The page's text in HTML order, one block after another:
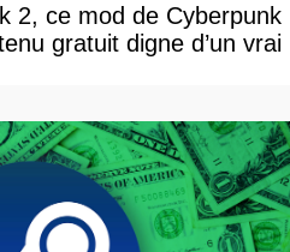
2, ce mod de Cyberpunk
gratuit digne d’un vrai